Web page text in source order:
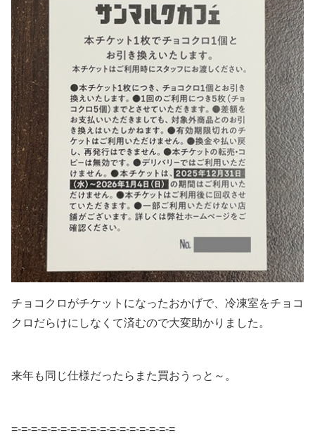
チョコクロがチケットになったおかげで、冷凍室をチョコ
クロだらけにしなくて済むので大変助かりました。
来年も同じ仕様だったらまた買おうっと～。
=-=-=-=-=-=-=-=-=-=-=-=-=-=-=-=-=